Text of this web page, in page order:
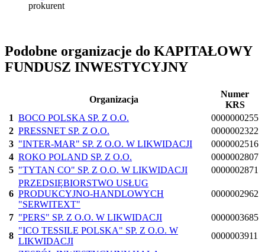
prokurent
Podobne organizacje do KAPITAŁOWY
FUNDUSZ INWESTYCYJNY
Organizacja
Numer
KRS
1 BOCO POLSKA SP. Z O.O.
0000000255
2 PRESSNET SP. Z O.O.
0000002322
3 "INTER-MAR" SP. Z O.O. W LIKWIDACJI
0000002516
4 ROKO POLAND SP. Z O.O.
0000002807
5 "TYTAN CO" SP. Z O.O. W LIKWIDACJI 0000002871
6
PRZEDSIĘBIORSTWO USŁUG
PRODUKCYJNO-HANDLOWYCH
"SERWITEXT"
0000002962
7 "PERS" SP. Z O.O. W LIKWIDACJI
0000003685
8
"ICO TESSILE POLSKA" SP. Z O.O. W
LIKWIDACJI
0000003911